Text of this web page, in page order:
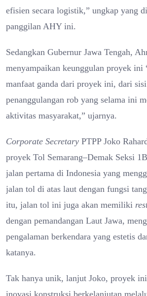
efisien secara logistik,” ungkap yang
panggilan AHY ini.
Sedangkan Gubernur Jawa Tengah,
menyampaikan keunggulan proyek ini
manfaat ganda dari proyek ini, dari
penanggulangan rob yang selama ini
aktivitas masyarakat,” ujarnya.
Corporate Secretary PTPP Joko
proyek Tol Semarang–Demak Seksi
jalan pertama di Indonesia yang
jalan tol di atas laut dengan fungsi
itu, jalan tol ini juga akan memiliki
dengan pemandangan Laut Jawa,
pengalaman berkendara yang estetis
katanya.
Tak hanya unik, lanjut Joko, proyek
inovasi konstruksi berkelanjutan